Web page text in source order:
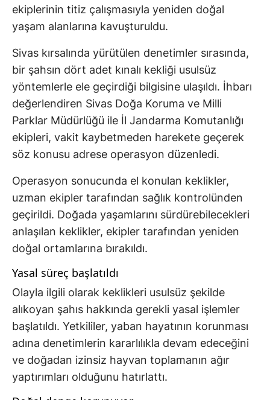
ekiplerinin titiz çalışmasıyla yeniden doğal
yaşam alanlarına kavuşturuldu.
Sivas kırsalında yürütülen denetimler sırasında,
bir şahsın dört adet kınalı kekliği usulsüz
yöntemlerle ele geçirdiği bilgisine ulaşıldı. İhbarı
değerlendiren Sivas Doğa Koruma ve Milli
Parklar Müdürlüğü ile İl Jandarma Komutanlığı
ekipleri, vakit kaybetmeden harekete geçerek
söz konusu adrese operasyon düzenledi.
Operasyon sonucunda el konulan keklikler,
uzman ekipler tarafından sağlık kontrolünden
geçirildi. Doğada yaşamlarını sürdürebilecekleri
anlaşılan keklikler, ekipler tarafından yeniden
doğal ortamlarına bırakıldı.
Yasal süreç başlatıldı
Olayla ilgili olarak keklikleri usulsüz şekilde
alıkoyan şahıs hakkında gerekli yasal işlemler
başlatıldı. Yetkililer, yaban hayatının korunması
adına denetimlerin kararlılıkla devam edeceğini
ve doğadan izinsiz hayvan toplamanın ağır
yaptırımları olduğunu hatırlattı.